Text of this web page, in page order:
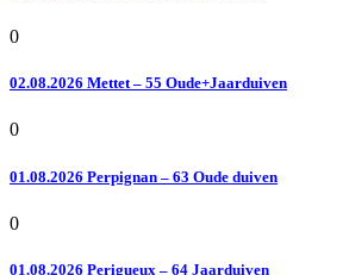
0
02.08.2026 Mettet – 55 Oude+Jaarduiven
0
01.08.2026 Perpignan – 63 Oude duiven
0
01.08.2026 Perigueux – 64 Jaarduiven